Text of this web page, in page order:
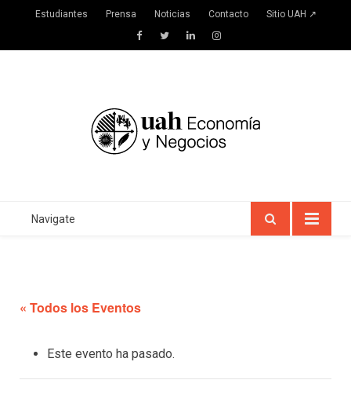
Estudiantes Prensa Noticias Contacto Sitio UAH ↗
FacebookTwitterLinkedInInstagram
Navigate
« Todos los Eventos
Este evento ha pasado.